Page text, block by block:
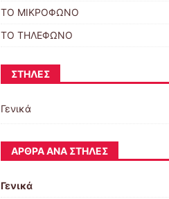
ΤΟ ΜΙΚΡΟΦΩΝΟ
ΤΟ ΤΗΛΕΦΩΝΟ
ΣΤΉΛΕΣ
Γενικά
ΆΡΘΡΑ ΑΝΆ ΣΤΉΛΕΣ
Γενικά